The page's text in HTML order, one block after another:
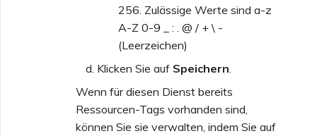
256. Zulässige Werte sind a-z
A-Z 0-9 _ : . @ / + \ -
(Leerzeichen)
Klicken Sie auf Speichern
Wenn für diesen Dienst bereits
Ressourcen-Tags vorhanden sind,
können Sie sie verwalten, indem Sie auf